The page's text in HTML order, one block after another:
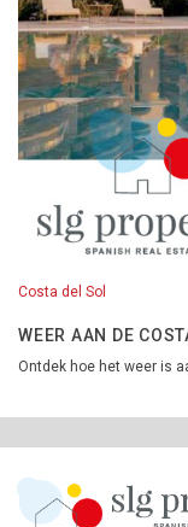
Costa del Sol
WEER AAN DE
Ontdek hoe het weer is